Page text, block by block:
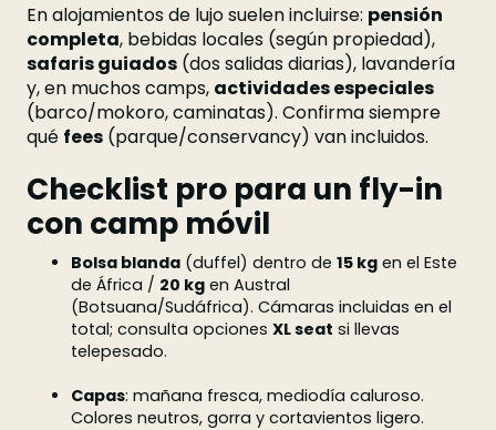
En alojamientos de lujo suelen incluirse: pensión
completa, bebidas locales (según propiedad),
safaris guiados (dos salidas diarias), lavandería
y, en muchos camps, actividades especiales
(barco/mokoro, caminatas). Confirma siempre
qué fees (parque/conservancy) van incluidos.
Checklist pro para un fly-in
con camp móvil
Bolsa blanda (duffel) dentro de 15 kg en el Este
de África / 20 kg en Austral
(Botsuana/Sudáfrica). Cámaras incluidas en el
total; consulta opciones XL seat si llevas
telepesado.
Capas: mañana fresca, mediodía caluroso.
Colores neutros, gorra y cortavientos ligero.